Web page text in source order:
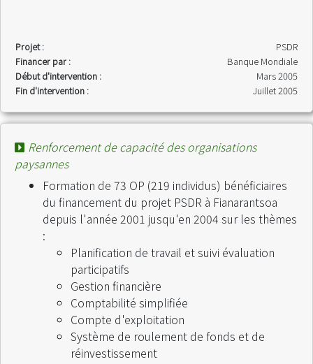
Projet :
PSDR
Financer par :
Banque Mondiale
Début d'intervention :
Mars 2005
Fin d'intervention :
Juillet 2005
Renforcement de capacité des organisations
paysannes
Formation de 73 OP (219 individus) bénéficiaires
du financement du projet PSDR à Fianarantsoa
depuis l'année 2001 jusqu'en 2004 sur les thèmes
:
Planification de travail et suivi évaluation
participatifs
Gestion financière
Comptabilité simplifiée
Compte d'exploitation
Système de roulement de fonds et de
réinvestissement